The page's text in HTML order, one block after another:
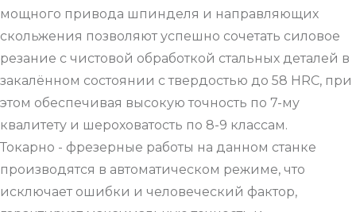
мощного привода шпинделя и направляющих
скольжения позволяют успешно сочетать силовое
резание с чистовой обработкой стальных деталей в
закалённом состоянии с твердостью до 58 HRC, при
этом обеспечивая высокую точность по 7-му
квалитету и шероховатость по 8-9 классам.
Токарно - фрезерные работы на данном станке
производятся в автоматическом режиме, что
исключает ошибки и человеческий фактор,